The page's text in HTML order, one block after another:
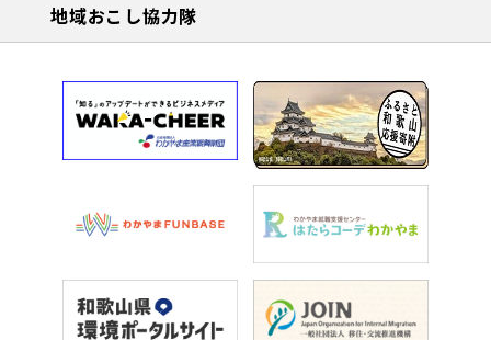
地域おこし協力隊